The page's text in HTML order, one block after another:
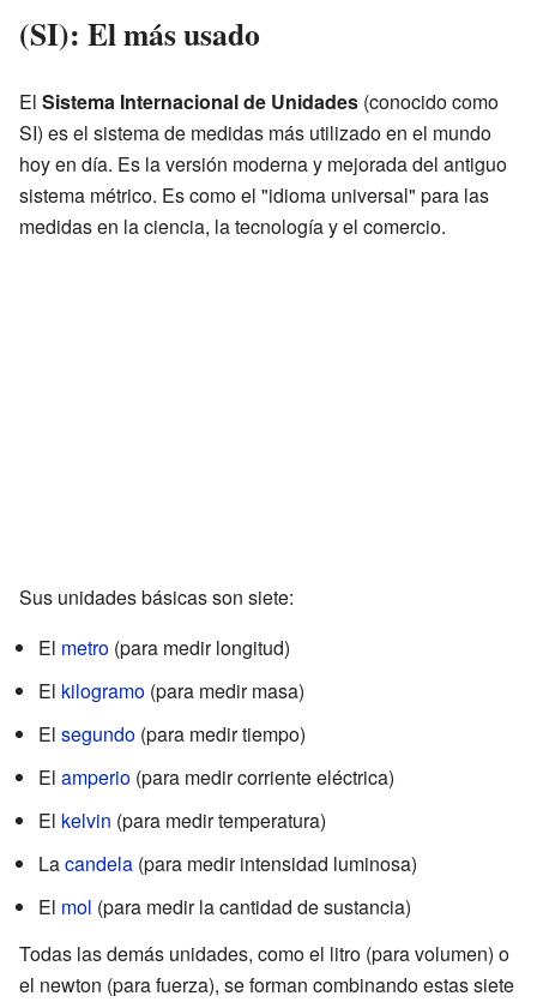
(SI): El más usado
El Sistema Internacional de Unidades (conocido como
SI) es el sistema de medidas más utilizado en el mundo
hoy en día. Es la versión moderna y mejorada del antiguo
sistema métrico. Es como el "idioma universal" para las
medidas en la ciencia, la tecnología y el comercio.
Sus unidades básicas son siete:
El metro (para medir longitud)
El kilogramo (para medir masa)
El segundo (para medir tiempo)
El amperio (para medir corriente eléctrica)
El kelvin (para medir temperatura)
Lacandela (para medir intensidad luminosa)
El mol (para medir la cantidad de sustancia)
Todas las demás unidades, como el litro (para volumen) o
el newton (para fuerza), se forman combinando estas siete